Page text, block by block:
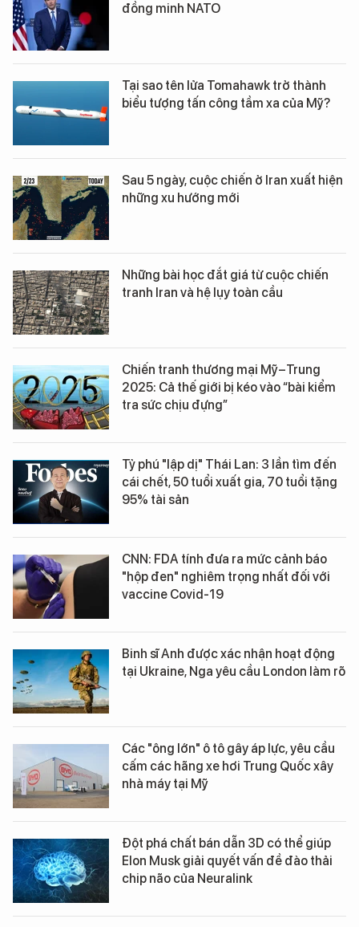
đồng minh NATO
Tại sao tên lửa Tomahawk trở thành
biểu tượng tấn công tầm xa của Mỹ?
Sau 5 ngày, cuộc chiến ở Iran xuất hiện
những xu hướng mới
Những bài học đắt giá từ cuộc chiến
tranh Iran và hệ lụy toàn cầu
Chiến tranh thương mại Mỹ–Trung
2025: Cả thế giới bị kéo vào “bài kiểm
tra sức chịu đựng”
Tỷ phú "lập dị" Thái Lan: 3 lần tìm đến
cái chết, 50 tuổi xuất gia, 70 tuổi tặng
95% tài sản
CNN: FDA tính đưa ra mức cảnh báo
"hộp đen" nghiêm trọng nhất đối với
vaccine Covid-19
Binh sĩ Anh được xác nhận hoạt động
tại Ukraine, Nga yêu cầu London làm rõ
Các "ông lớn" ô tô gây áp lực, yêu cầu
cấm các hãng xe hơi Trung Quốc xây
nhà máy tại Mỹ
Đột phá chất bán dẫn 3D có thể giúp
Elon Musk giải quyết vấn đề đào thải
chip não của Neuralink